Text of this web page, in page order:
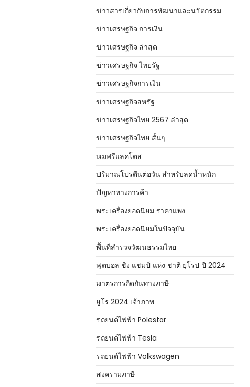
ข่าวสารเกี่ยวกับการพัฒนาและนวัตกรรม
ข่าวเศรษฐกิจ การเงิน
ข่าวเศรษฐกิจ ล่าสุด
ข่าวเศรษฐกิจ ไทยรัฐ
ข่าวเศรษฐกิจการเงิน
ข่าวเศรษฐกิจสหรัฐ
ข่าวเศรษฐกิจไทย 2567 ล่าสุด
ข่าวเศรษฐกิจไทย สั้นๆ
นมฟรีแลคโตส
ปริมาณโปรตีนต่อวัน สำหรับลดน้ำหนัก
ปัญหาทางการค้า
พระเครื่องยอดนิยม ราคาแพง
พระเครื่องยอดนิยมในปัจจุบัน
พื้นที่สำรวจวัฒนธรรมไทย
ฟุตบอล ชิง แชมป์ แห่ง ชาติ ยุโรป ปี 2024
มาตรการกีดกันทางภาษี
ยูโร 2024 เจ้าภาพ
รถยนต์ไฟฟ้า Polestar
รถยนต์ไฟฟ้า Tesla
รถยนต์ไฟฟ้า Volkswagen
สงครามภาษี